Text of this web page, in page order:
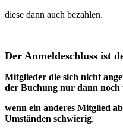
diese dann auch bezahlen.
Der Anmeldeschluss ist
Mitglieder die sich nicht
der Buchung nur dann noch
wenn ein anderes Mitglied
Umständen schwierig.